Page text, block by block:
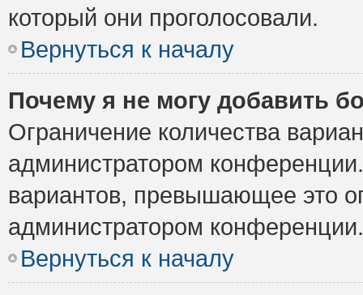
который они проголосовали.
Вернуться к началу
Почему я не могу добавить
Ограничение количества
администратором
вариантов, превышающее это
администратором конференции.
Вернуться к началу